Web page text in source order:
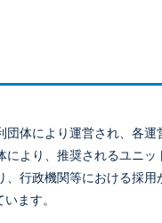
体により運営され、各運
より、推奨されるユニッ
行政機関等における採用
ます。